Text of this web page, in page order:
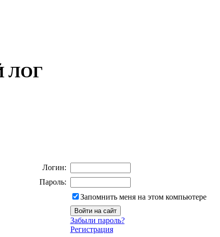
ЛОГ
Логин:
Пароль:
Запомнить меня на этом компьютере
Забыли пароль?
Регистрация